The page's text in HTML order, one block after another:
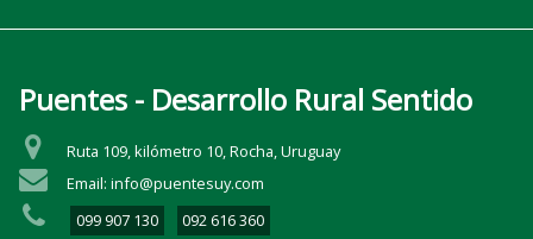
Puentes - Desarrollo Rural Sentido
Ruta 109, kilómetro 10, Rocha, Uruguay
Email: info@puentesuy.com
099 907 130
092 616 360